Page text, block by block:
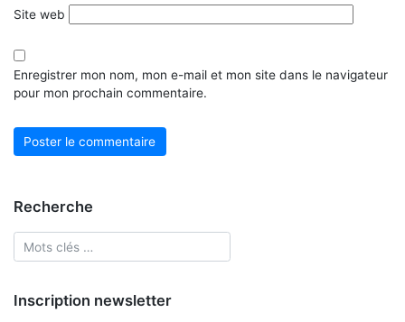
Site web
Enregistrer mon nom, mon e-mail et mon site dans le navigateur
pour mon prochain commentaire.
Recherche
Inscription newsletter